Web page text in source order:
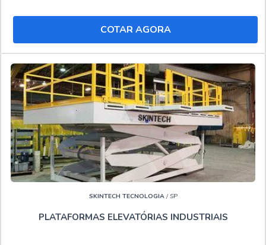
metros.
Reconhecida por ser líder no mercado e precursora em
tecnologia, padrões alcançados pela empresa conter
material de ótima qualidade e atendimento regionalizado,
ainda mais, unido a um time com profissionais
especializados e atendimento personalizado , comprova
sua essência de trazer o melhor para seus clientes.."
COTAR AGORA
SKINTECH TECNOLOGIA/ SP
PLATAFORMAS ELEVATÓRIAS INDUSTRIAIS